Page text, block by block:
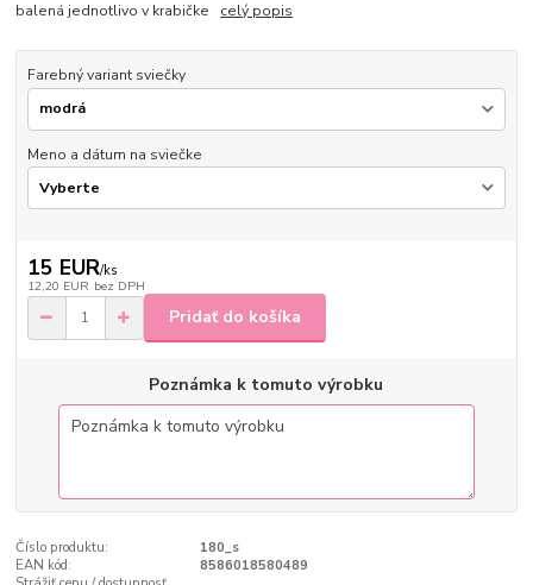
balená jednotlivo v krabičke celý popis
Farebný variant sviečky
Meno a dátum na sviečke
15 EUR/ks
12,20 EUR bez DPH
Pridať do košíka
Poznámka k tomuto výrobku
Číslo produktu:
180_s
EAN kód:
8586018580489